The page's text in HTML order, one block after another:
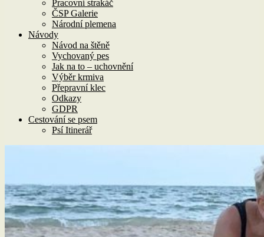
Pracovní strakáč
ČSP Galerie
Národní plemena
Návody
Návod na štěně
Vychovaný pes
Jak na to – uchovnění
Výběr krmiva
Přepravní klec
Odkazy
GDPR
Cestování se psem
Psí Itinerář